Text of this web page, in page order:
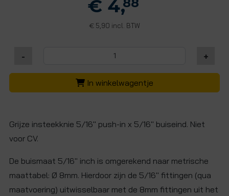
€ 4,88
€ 5,90 incl. BTW
- +
In winkelwagentje
Grijze insteekknie 5/16" push-in x 5/16" buiseind. Niet
voor CV.
De buismaat 5/16" inch is omgerekend naar metrische
maattabel: Ø 8mm. Hierdoor zijn de 5/16" fittingen (qua
maatvoering) uitwisselbaar met de 8mm fittingen uit het